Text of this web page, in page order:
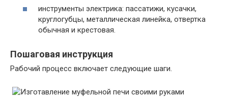
инструменты электрика: пассатижи, кусачки,
круглогубцы, металлическая линейка, отвертка
обычная и крестовая.
Пошаговая инструкция
Рабочий процесс включает следующие шаги.